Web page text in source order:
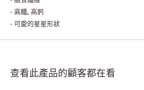
- 高鐵, 高鈣
- 可愛的星星形狀
查看此產品的顧客都在看